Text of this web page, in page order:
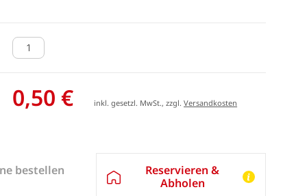
0,50 € inkl. gesetzl. MwSt., zzgl.Versandkosten
bestellen
Reservieren &
Abholen